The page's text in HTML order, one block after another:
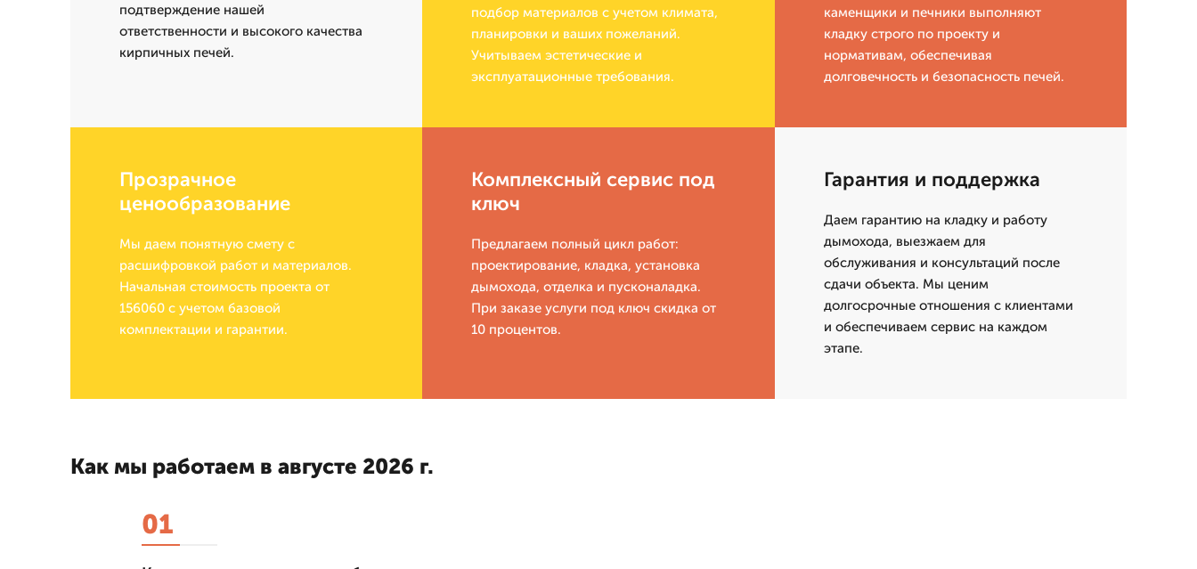
подтверждение нашей
ответственности и высокого качества
кирпичных печей.
подбор материалов с учетом климата,
планировки и ваших пожеланий.
Учитываем эстетические и
эксплуатационные требования.
каменщики и печники выполняют
кладку строго по проекту и
нормативам, обеспечивая
долговечность и безопасность печей.
Прозрачное
ценообразование
Мы даем понятную смету с
расшифровкой работ и материалов.
Начальная стоимость проекта от
156060 с учетом базовой
комплектации и гарантии.
Комплексный сервис под
ключ
Предлагаем полный цикл работ:
проектирование, кладка, установка
дымохода, отделка и пусконаладка.
При заказе услуги под ключ скидка от
10 процентов.
Гарантия и поддержка
Даем гарантию на кладку и работу
дымохода, выезжаем для
обслуживания и консультаций после
сдачи объекта. Мы ценим
долгосрочные отношения с клиентами
и обеспечиваем сервис на каждом
этапе.
Как мы работаем в августе 2026 г.
01